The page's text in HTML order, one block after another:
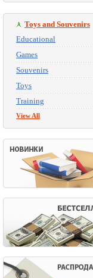
Toys and Souvenirs
Educational
Games
Souvenirs
Toys
Training
View All